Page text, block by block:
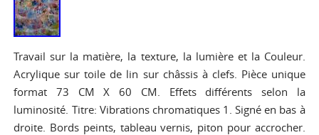
Travail sur la matière, la texture, la lumière et la Couleur.
Acrylique sur toile de lin sur châssis à clefs. Pièce unique
format 73 CM X 60 CM. Effets différents selon la
luminosité. Titre: Vibrations chromatiques 1. Signé en bas à
droite. Bords peints, tableau vernis, piton pour accrocher.